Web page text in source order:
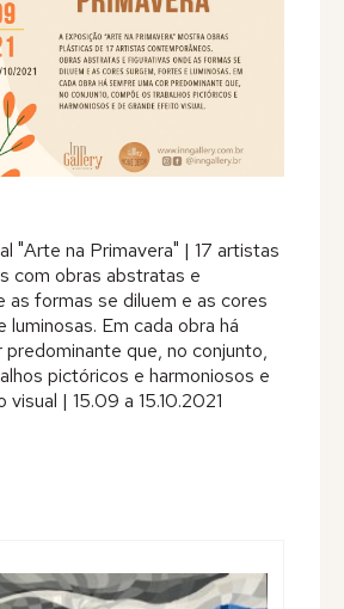
"Arte na Primavera" | 17 artistas
com obras abstratas e
as formas se diluem e as cores
Em cada obra há
que, no conjunto,
pictóricos e harmoniosos e
| 15.09 a 15.10.2021